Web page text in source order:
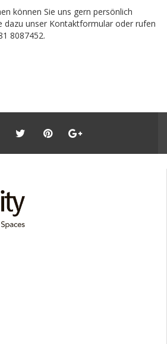
können Sie uns gern persönlich
dazu unser Kontaktformular oder rufen
8087452.